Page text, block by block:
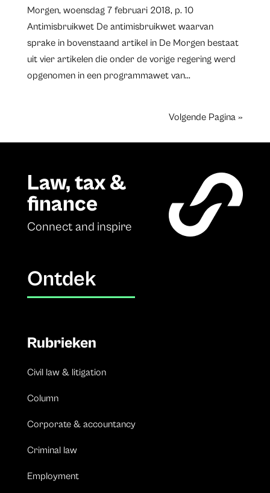
Morgen, woensdag 7 februari 2018, p. 10
Antimisbruikwet De antimisbruikwet waarvan
sprake in bovenstaand artikel in De Morgen bestaat
uit vier artikelen die onder de vorige regering werd
opgenomen in een programmawet van...
Volgende Pagina »
Law, tax &
finance
Connect and inspire
Ontdek
Rubrieken
Civil law & litigation
Column
Corporate & accountancy
Criminal law
Employment